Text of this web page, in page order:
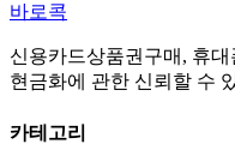
바로콕
신용카드상품권구매, 휴
현금화에 관한 신뢰할 수
카테고리